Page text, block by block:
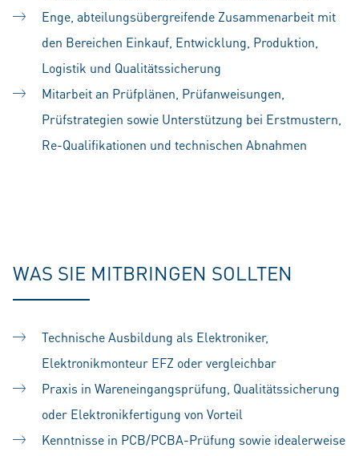
Enge, abteilungsübergreifende Zusammenarbeit mit
den Bereichen Einkauf, Entwicklung, Produktion,
Logistik und Qualitätssicherung
Mitarbeit an Prüfplänen, Prüfanweisungen,
Prüfstrategien sowie Unterstützung bei Erstmustern,
Re-Qualifikationen und technischen Abnahmen
WAS SIE MITBRINGEN SOLLTEN
Technische Ausbildung als Elektroniker,
Elektronikmonteur EFZ oder vergleichbar
Praxis in Wareneingangsprüfung, Qualitätssicherung
oder Elektronikfertigung von Vorteil
Kenntnisse in PCB/PCBA-Prüfung sowie idealerweise